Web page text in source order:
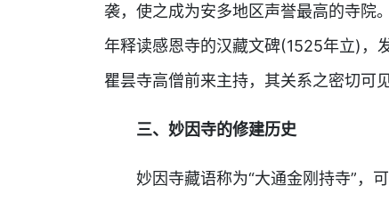
袭，使之成为安多地区声誉最高的寺院
年释读感恩寺的汉藏文碑(1525年立)，
瞿昙寺高僧前来主持，其关系之密切可见
三、妙因寺的修建历史
妙因寺藏语称为“大通金刚持寺”，